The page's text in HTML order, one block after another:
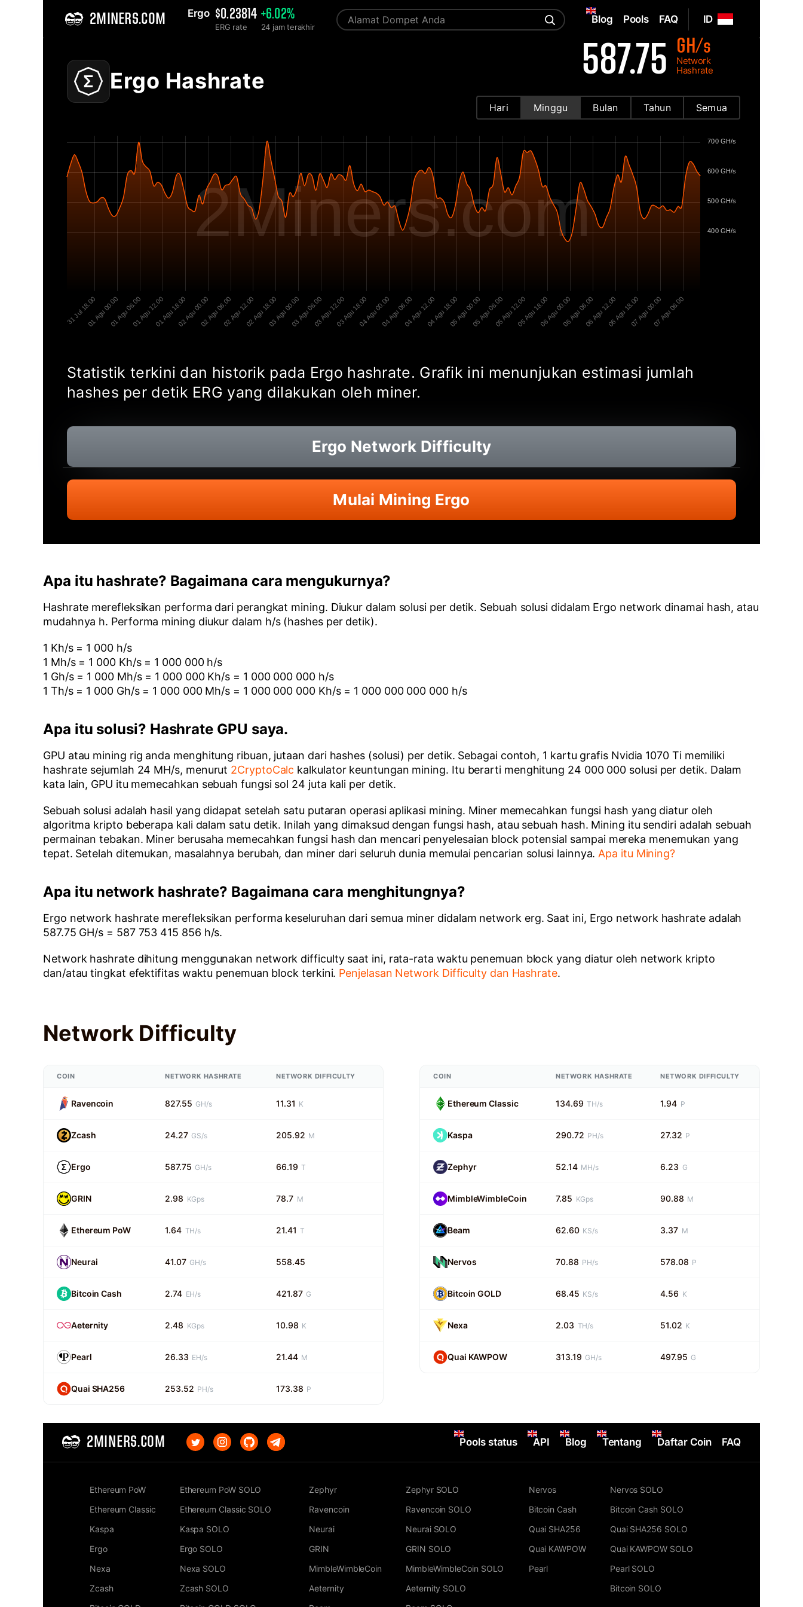
2MINERS.COM Ergo $0.23814
ERG rate
+6.02%
24 jam terakhir
ID
Blog Pools FAQ
Ergo Hashrate 587.75 GH/s
Network
Hashrate
Hari Minggu Bulan Tahun Semua
2Miners.com
31 Jul 18.0001 Agu 00.0001 Agu 06.0001 Agu 12.0001 Agu 18.0002 Agu 00.0002 Agu 06.0002 Agu 12.0002 Agu 18.0003 Agu 00.0003 Agu 06.0003 Agu 12.0003 Agu 18.0004 Agu 00.0004 Agu 06.0004 Agu 12.0004 Agu 18.0005 Agu 00.0005 Agu 06.0005 Agu 12.0005 Agu 18.0006 Agu 00.0006 Agu 06.0006 Agu 12.0006 Agu 18.0007 Agu 00.0007 Agu 06.00
400 GH/s
500 GH/s
600 GH/s
700 GH/s
Statistik terkini dan historik pada Ergo hashrate. Grafik ini menunjukan estimasi jumlah
hashes per detik ERG yang dilakukan oleh miner.
Ergo Network Difficulty
Mulai Mining Ergo
Apa itu hashrate? Bagaimana cara mengukurnya?
Hashrate merefleksikan performa dari perangkat mining. Diukur dalam solusi per detik. Sebuah solusi didalam Ergo network dinamai hash, atau
mudahnya h. Performa mining diukur dalam h/s (hashes per detik).
1 Kh/s = 1 000 h/s
1 Mh/s = 1 000 Kh/s = 1 000 000 h/s
1 Gh/s = 1 000 Mh/s = 1 000 000 Kh/s = 1 000 000 000 h/s
1 Th/s = 1 000 Gh/s = 1 000 000 Mh/s = 1 000 000 000 Kh/s = 1 000 000 000 000 h/s
Apa itu solusi? Hashrate GPU saya.
GPU atau mining rig anda menghitung ribuan, jutaan dari hashes (solusi) per detik. Sebagai contoh, 1 kartu grafis Nvidia 1070 Ti memiliki
hashrate sejumlah 24 MH/s, menurut 2CryptoCalc kalkulator keuntungan mining. Itu berarti menghitung 24 000 000 solusi per detik. Dalam
kata lain, GPU itu memecahkan sebuah fungsi sol 24 juta kali per detik.
Sebuah solusi adalah hasil yang didapat setelah satu putaran operasi aplikasi mining. Miner memecahkan fungsi hash yang diatur oleh
algoritma kripto beberapa kali dalam satu detik. Inilah yang dimaksud dengan fungsi hash, atau sebuah hash. Mining itu sendiri adalah sebuah
permainan tebakan. Miner berusaha memecahkan fungsi hash dan mencari penyelesaian block potensial sampai mereka menemukan yang
tepat. Setelah ditemukan, masalahnya berubah, dan miner dari seluruh dunia memulai pencarian solusi lainnya. Apa itu Mining?
Apa itu network hashrate? Bagaimana cara menghitungnya?
Ergo network hashrate merefleksikan performa keseluruhan dari semua miner didalam network erg. Saat ini, Ergo network hashrate adalah
587.75 GH/s = 587 753 415 856 h/s.
Network hashrate dihitung menggunakan network difficulty saat ini, rata-rata waktu penemuan block yang diatur oleh network kripto
dan/atau tingkat efektifitas waktu penemuan block terkini. Penjelasan Network Difficulty dan Hashrate.
Network Difficulty
COIN NETWORK HASHRATE NETWORK DIFFICULTY
Ravencoin 827.55 GH/s 11.31 K
Zcash 24.27 GS/s 205.92 M
Ergo 587.75 GH/s 66.19 T
GRIN 2.98 KGps 78.7 M
Ethereum PoW 1.64 TH/s 21.41 T
Neurai 41.07 GH/s 558.45
Bitcoin Cash 2.74 EH/s 421.87 G
Aeternity 2.48 KGps 10.98 K
Pearl 26.33 EH/s 21.44 M
Quai SHA256 253.52 PH/s 173.38 P
COIN NETWORK HASHRATE NETWORK DIFFICULTY
Ethereum Classic 134.69 TH/s 1.94 P
Kaspa 290.72 PH/s 27.32 P
Zephyr 52.14 MH/s 6.23 G
MimbleWimbleCoin 7.85 KGps 90.88 M
Beam 62.60 KS/s 3.37 M
Nervos 70.88 PH/s 578.08 P
Bitcoin GOLD 68.45 KS/s 4.56 K
Nexa 2.03 TH/s 51.02 K
Quai KAWPOW 313.19 GH/s 497.95 G
2MINERS.COM Pools status API Blog Tentang Daftar Coin FAQ
Ethereum PoW
Ethereum Classic
Kaspa
Ergo
Nexa
Zcash
Ethereum PoW SOLO
Ethereum Classic SOLO
Kaspa SOLO
Ergo SOLO
Nexa SOLO
Zcash SOLO
Zephyr
Ravencoin
Neurai
GRIN
MimbleWimbleCoin
Aeternity
Zephyr SOLO
Ravencoin SOLO
Neurai SOLO
GRIN SOLO
MimbleWimbleCoin SOLO
Aeternity SOLO
Nervos
Bitcoin Cash
Quai SHA256
Quai KAWPOW
Pearl
Nervos SOLO
Bitcoin Cash SOLO
Quai SHA256 SOLO
Quai KAWPOW SOLO
Pearl SOLO
Bitcoin SOLO